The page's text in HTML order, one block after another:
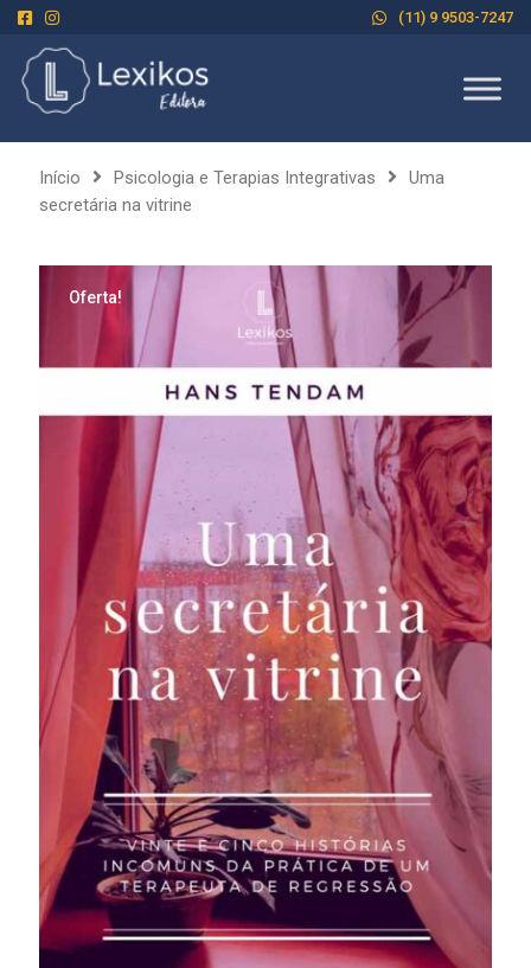
(11) 9 9503-7247
Início Psicologia e Terapias Integrativas
Uma
secretária na vitrine
Oferta!